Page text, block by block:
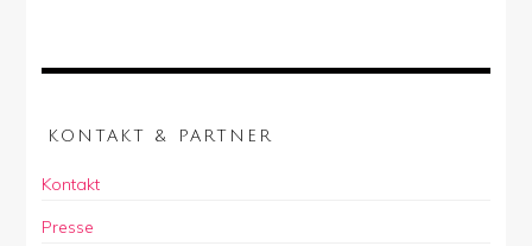
KONTAKT & PARTNER
Kontakt
Presse